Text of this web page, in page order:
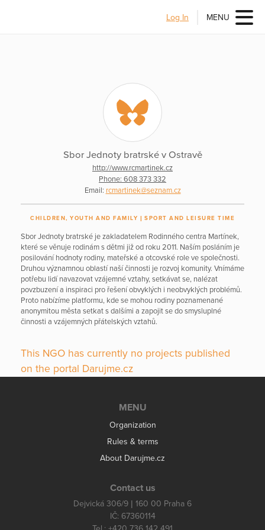
Log In MENU
Sbor Jednoty bratrské v Ostravě
http://www.rcmartinek.cz
Phone: 608 373 332
Email: rcmartinek@seznam.cz
CHILDREN, YOUTH AND FAMILY SPORT AND LEISURE TIME
Sbor Jednoty bratrské je zakladatelem Rodinného centra Martínek,
které se věnuje rodinám s dětmi již od roku 2011. Naším posláním je
posilování hodnoty rodiny, mateřské a otcovské role ve společnosti.
Druhou významnou oblastí naší činnosti je rozvoj komunity. Vnímáme
potřebu lidí navazovat vzájemné vztahy, setkávat se, nalézat
povzbuzení a inspiraci pro řešení obvyklých i neobvyklých problémů.
Proto nabízíme platformu, kde se mohou rodiny poznamenané
anonymitou města setkat s dalšími a zapojit se do smysluplné
činnosti a vzájemných přátelských vztahů.
This NGO has currently no projects published
on the portal Darujme.cz
MENU
Organization
Rules & terms
About Darujme.cz
Contact us
Dejvická 306/9 | 160 00 Praha 6
IČ: 67360114